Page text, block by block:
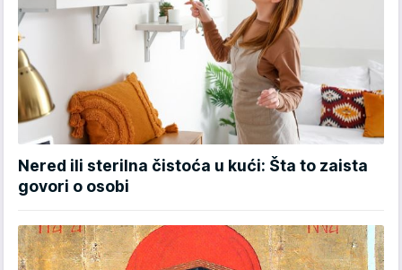
Nered ili sterilna čistoća u kući: Šta to zaista
govori o osobi